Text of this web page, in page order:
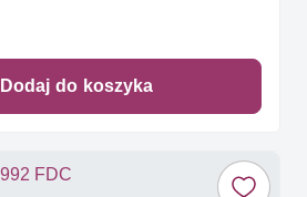
Dodaj do koszyka